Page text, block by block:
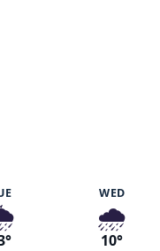
WED
🌧️
10°